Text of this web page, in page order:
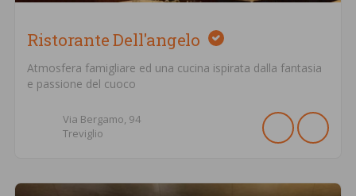
Ristorante Dell'angelo
Atmosfera famigliare ed una cucina ispirata dalla fantasia
e passione del cuoco
Via Bergamo, 94
Treviglio